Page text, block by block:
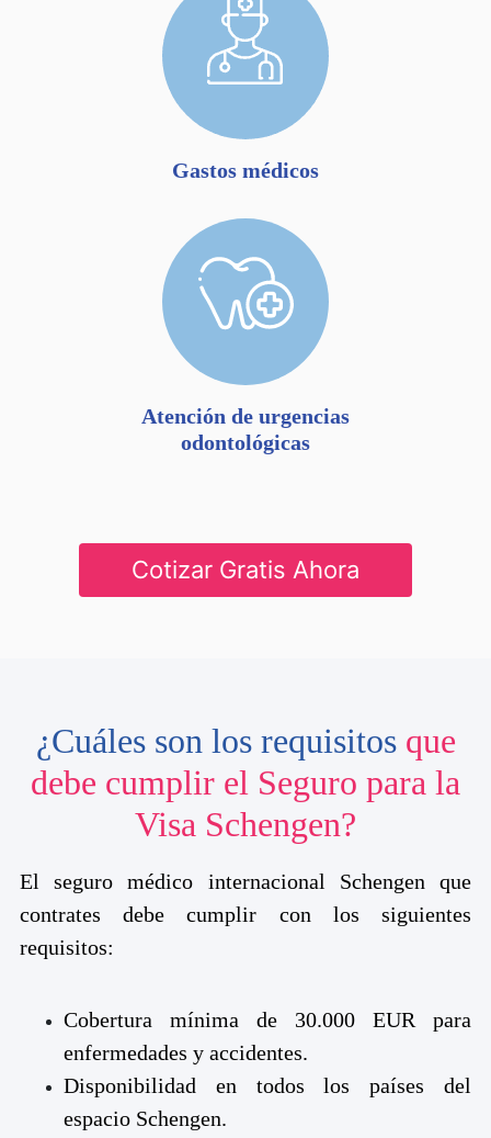
Gastos médicos
Atención de urgencias
odontológicas
Cotizar Gratis Ahora
¿Cuáles son los requisitos que
debe cumplir el Seguro para la
Visa Schengen?
El seguro médico internacional Schengen que
contrates debe cumplir con los siguientes
requisitos:
Cobertura mínima de 30.000 EUR para
enfermedades y accidentes.
Disponibilidad en todos los países del
espacio Schengen.